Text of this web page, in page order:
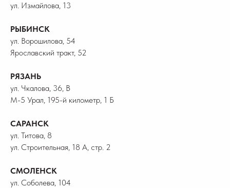
ул. Измайлова, 13
РЫБИНСК
ул. Ворошилова, 54
Ярославский тракт, 52
РЯЗАНЬ
ул. Чкалова, 36, В
М-5 Урал, 195-й километр, 1 Б
САРАНСК
ул. Титова, 8
ул. Строительная, 18 А, стр. 2
СМОЛЕНСК
ул. Соболева, 104